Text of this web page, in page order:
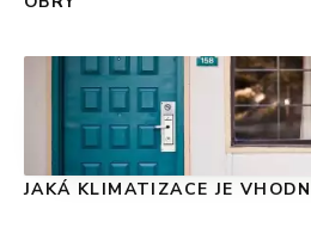
JAKÁ KLIMATIZACE JE